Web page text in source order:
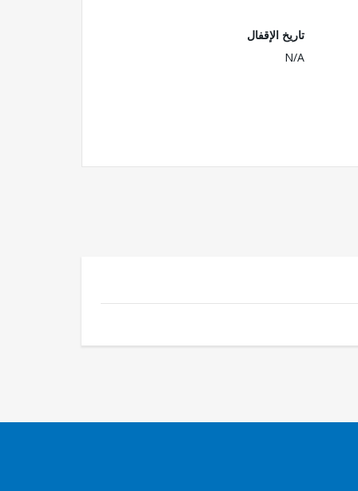
تاريخ الإقفال
N/A